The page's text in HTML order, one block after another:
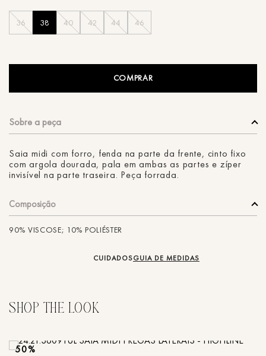
36 38 40 42 44 46
COMPRAR
Saia midi com forro, fenda na parte da frente, cinto fixo
com argola dourada, pala em ambas as partes e zíper
invisível na parte traseira. Peça forrada.
Composição
90% VISCOSE; 10% POLIÉSTER
CUIDADOSGUIA DE MEDIDAS
50%